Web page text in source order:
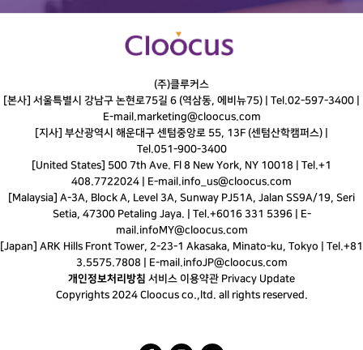
(주)클루커스
[본사] 서울특별시 강남구 논현로75길 6 (역삼동, 에비뉴75) | Tel.02-597-3400
E-mail.marketing@cloocus.com
[지사] 부산광역시 해운대구 센텀중앙로 55, 13F (센텀산학캠퍼스) |
Tel.051-900-3400
[United States] 500 7th Ave. Fl 8 New York, NY 10018 | Tel.+1
408.7722024 | E-mail.info_us@cloocus.com
[Malaysia] A-3A, Block A, Level 3A, Sunway PJ51A, Jalan SS9A/19, Seri
Setia, 47300 Petaling Jaya. | Tel.+6016 331 5396 | E-
mail.infoMY@cloocus.com
[Japan] ARK Hills Front Tower, 2-23-1 Akasaka, Minato-ku, Tokyo | Tel.+81
3.5575.7808 | E-mail.infoJP@cloocus.com
개인정보처리방침 서비스 이용약관 Privacy Update
Copyrights 2024 Cloocus co.,ltd. all rights reserved.